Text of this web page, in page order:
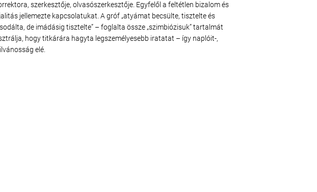
szerkesztője, olvasószerkesztője. Egyfelől a feltétlen bizalom és
jellemezte kapcsolatukat. A gróf „atyámat becsülte, tisztelte és
de imádásig tisztelte” – foglalta össze „szimbiózisuk” tartalmát
hogy titkárára hagyta legszemélyesebb iratatat – így naplóit-,
elé.